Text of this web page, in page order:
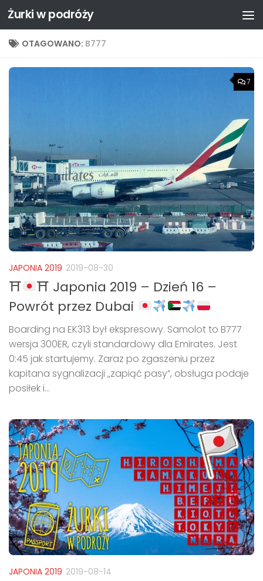
Przejdź do treści
Żurki w podróży
OTAGOWANO: B777
7
JAPONIA 2019 2019-08-30
⛩
⛩ Japonia 2019 – Dzień 16 –
Powrót przez Dubai
Boarding na EK313 był ekspresowy. Samolot to B777
wersja 300ER, czyli standardowy dla Emirates. Jest
0:45 jak startujemy. Zaraz po zgaszeniu przez
kapitana sygnalizacji „zapiąć pasy”, obsługa podaje
posiłek i...
JAPONIA 2019 2019-08-14